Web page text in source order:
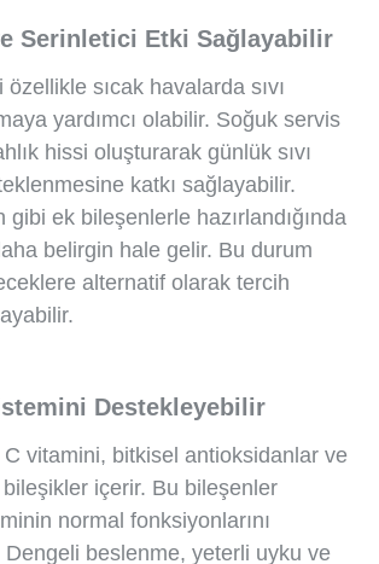
Serinletici Etki Sağlayabilir
sıcak havalarda sıvı
yardımcı olabilir. Soğuk servis
hissi oluşturarak günlük sıvı
katkı sağlayabilir.
gibi ek bileşenlerle hazırlandığında
belirgin hale gelir. Bu durum
alternatif olarak tercih
Destekleyebilir
vitamini, bitkisel antioksidanlar ve
içerir. Bu bileşenler
normal fonksiyonlarını
beslenme, yeterli uyku ve